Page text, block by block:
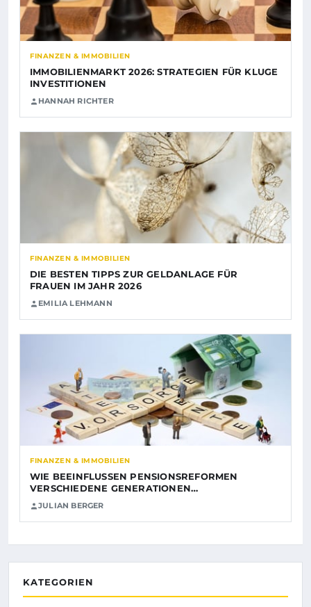
FINANZEN & IMMOBILIEN
IMMOBILIENMARKT 2026: STRATEGIEN FÜR KLUGE
INVESTITIONEN
HANNAH RICHTER
FINANZEN & IMMOBILIEN
DIE BESTEN TIPPS ZUR GELDANLAGE FÜR
FRAUEN IM JAHR 2026
EMILIA LEHMANN
FINANZEN & IMMOBILIEN
WIE BEEINFLUSSEN PENSIONSREFORMEN
VERSCHIEDENE GENERATIONEN…
JULIAN BERGER
KATEGORIEN